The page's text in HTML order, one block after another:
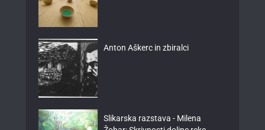
Anton Aškerc in zbiralci
Slikarska razstava - Milena